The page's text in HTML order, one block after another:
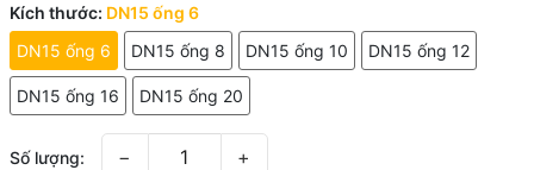
Kích thước: DN15 ống 6
DN15 ống 6
DN15 ống 8 DN15 ống 10 DN15 ống 12
DN15 ống 16 DN15 ống 20
Số lượng: − +